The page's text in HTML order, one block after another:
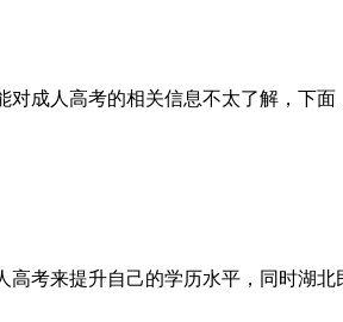
人高考的相关信息不太了解，下面
考来提升自己的学历水平，同时湖